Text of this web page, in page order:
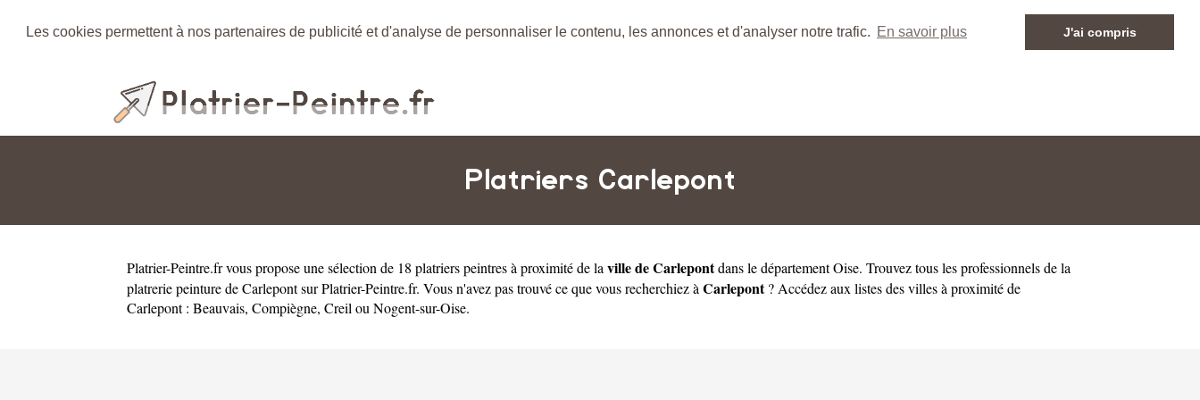
Les cookies permettent à nos partenaires de publicité et d'analyse de personnaliser le contenu, les annonces et d'analyser notre trafic. En savoir plus J'ai compris
Platriers Carlepont
Platrier-Peintre.frvous propose une sélection de 18 platriers peintres à proximité de la ville de Carlepontdans le départementOise. Trouvez tous les professionnels de la
platrerie peinture de Carlepont sur Platrier-Peintre.fr. Vous n'avez pas trouvé ce que vous recherchiez à Carlepont? Accédez aux listes des villes à proximité de
Carlepont : Beauvais, Compiègne, Creil ou Nogent-sur-Oise.